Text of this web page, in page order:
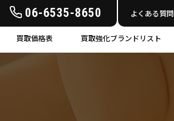
06-6535-8650 よくある質問
買取価格表 買取強化ブランドリスト